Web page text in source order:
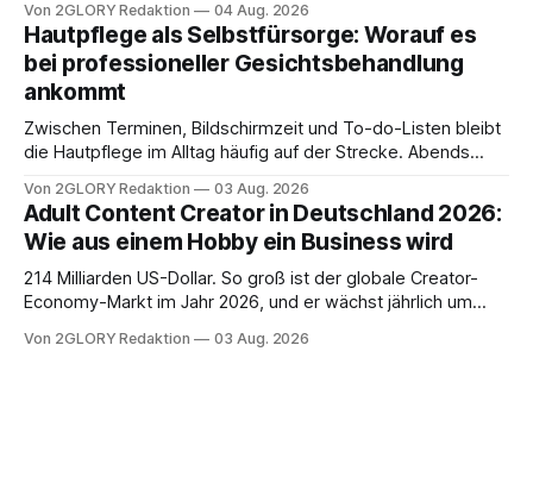
besitzt, loggt sich heute über das Vodafone E-Mail & Cloud
Portal ein. Der klassische Arcor Login über mail.
Von 2GLORY Redaktion 04 Aug. 2026
Hautpflege als Selbstfürsorge: Worauf es
bei professioneller Gesichtsbehandlung
ankommt
Zwischen Terminen, Bildschirmzeit und To-do-Listen bleibt
die Hautpflege im Alltag häufig auf der Strecke. Abends
Drogerie – mehr ist zeitlich oft nicht drin. Dabei reagiert die
Haut empfindlich auf Stress, Schlafmangel und
Umwelteinflüsse: Sie wirkt müde, spannt oder neigt zu
Unreinheiten. Professionelle
Von 2GLORY Redaktion 03 Aug. 2026
Adult Content Creator in Deutschland 2026:
Wie aus einem Hobby ein Business wird
214 Milliarden US-Dollar. So groß ist der globale Creator-
Economy-Markt im Jahr 2026, und er wächst jährlich um
ist längst ein ernstzunehmender Wirtschaftszweig. Weltweit
Von 2GLORY Redaktion 03 Aug. 2026